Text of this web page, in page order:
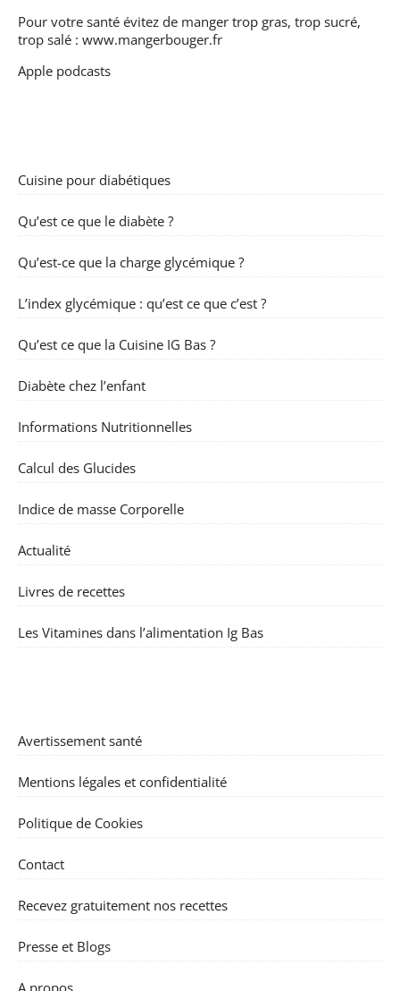
Pour votre santé évitez de manger trop gras, trop sucré,
trop salé : www.mangerbouger.fr
Apple podcasts
Cuisine pour diabétiques
Qu’est ce que le diabète ?
Qu’est-ce que la charge glycémique ?
L’index glycémique : qu’est ce que c’est ?
Qu’est ce que la Cuisine IG Bas ?
Diabète chez l’enfant
Informations Nutritionnelles
Calcul des Glucides
Indice de masse Corporelle
Actualité
Livres de recettes
Les Vitamines dans l’alimentation Ig Bas
Avertissement santé
Mentions légales et confidentialité
Politique de Cookies
Contact
Recevez gratuitement nos recettes
Presse et Blogs
A propos